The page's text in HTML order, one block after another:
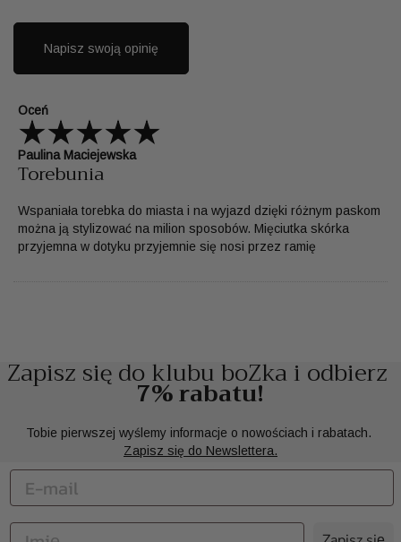
Napisz swoją opinię
Oceń
Paulina Maciejewska
Torebunia
Wspaniała torebka do miasta i na wyjazd dzięki różnym paskom
można ją stylizować na milion sposobów. Mięciutka skórka
przyjemna w dotyku przyjemnie się nosi przez ramię
Zapisz się do klubu boZka i odbierz
7% rabatu!
Tobie pierwszej wyślemy informacje o nowościach i rabatach.
Zapisz się do Newslettera.